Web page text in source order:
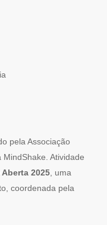
pela Associação
Atividade
2025, uma
coordenada pela